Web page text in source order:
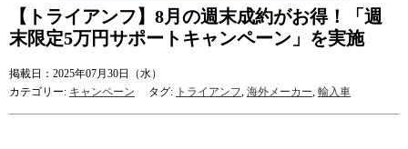
【トライアンフ】8月の週末成約がお得！「週
末限定5万円サポートキャンペーン」を実施
掲載日：2025年07月30日（水）
カテゴリー: キャンペーン タグ: トライアンフ, 海外メーカー, 輸入車